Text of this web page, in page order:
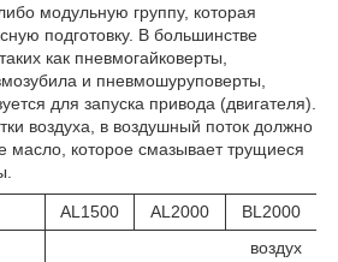
модульную группу, которая
подготовку. В большинстве
как пневмогайковерты,
и пневмошуруповерты,
для запуска привода (двигателя).
воздуха, в воздушный поток должно
масло, которое смазывает трущиеся
AL1500 AL2000 BL2000
воздух